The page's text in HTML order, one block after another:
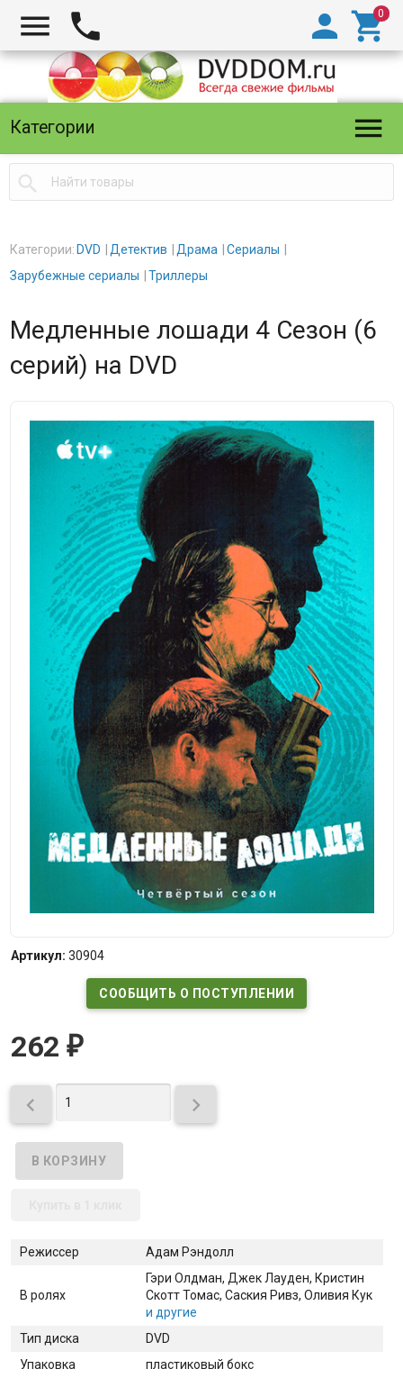
  

Категории 

Категории: DVD Детектив Драма
Сериалы
Зарубежные сериалы
Триллеры
Медленные лошади 4 Сезон (6
серий) на DVD
Артикул: 30904
СООБЩИТЬ О ПОСТУПЛЕНИИ
262 ₽
 
Режиссер Адам Рэндолл
В ролях
Гэри Олдман, Джек Лауден, Кристин
Скотт Томас, Саския Ривз, Оливия Кук
и другие
Тип диска
DVD
Упаковка
пластиковый бокс